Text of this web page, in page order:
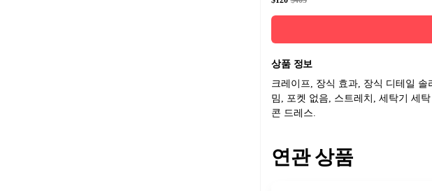
상품 정보
크레이프, 장식 효과, 장식 디테일
밈, 포켓 없음, 스트레치, 세탁기 세
콘 드레스.
연관 상품